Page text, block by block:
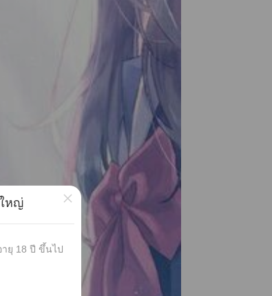
หญ่
ยุ 18 ปี ขึ้นไป
×